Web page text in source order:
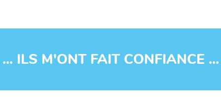
... ILS M'ONT FAIT CONFIANCE ...